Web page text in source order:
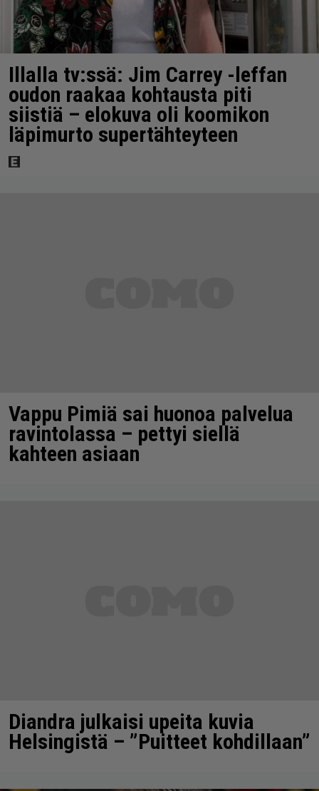
Illalla tv:ssä: Jim Carrey -leffan
oudon raakaa kohtausta piti
siistiä – elokuva oli koomikon
läpimurto supertähteyteen
Vappu Pimiä sai huonoa palvelua
ravintolassa – pettyi siellä
kahteen asiaan
Diandra julkaisi upeita kuvia
Helsingistä – ”Puitteet kohdillaan”